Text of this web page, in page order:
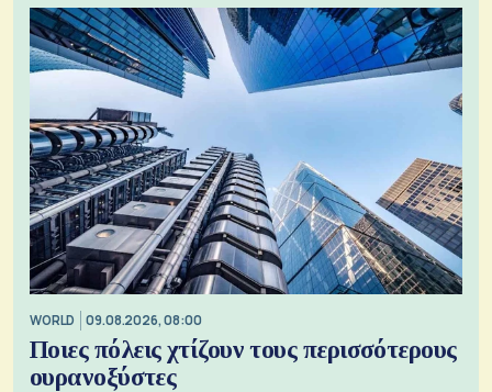
WORLD 09.08.2026, 08:00
Ποιες πόλεις χτίζουν τους περισσότερους
ουρανοξύστες